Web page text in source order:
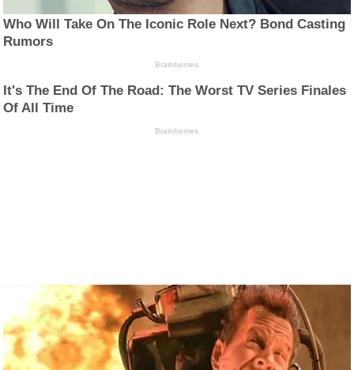
Who Will Take On The Iconic Role Next? Bond Casting
Rumors
Brainberries
It's The End Of The Road: The Worst TV Series Finales
Of All Time
Brainberries